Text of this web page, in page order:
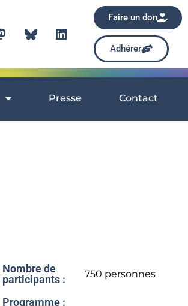
Faire un don
Adhérer
Presse Contact
Nombre de
participants :
750 personnes
Programme :